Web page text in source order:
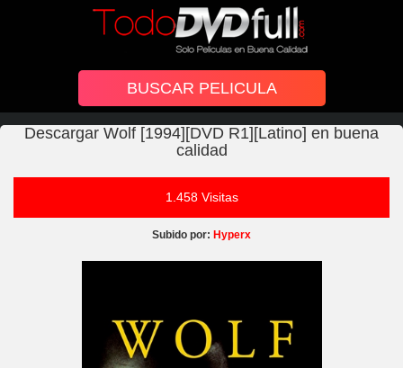
Descargar Wolf [1994][DVD R1][Latino] en buena
calidad
1.458 Visitas
Subido por: Hyperx